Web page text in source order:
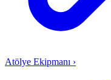
Atölye Ekipmanı ›